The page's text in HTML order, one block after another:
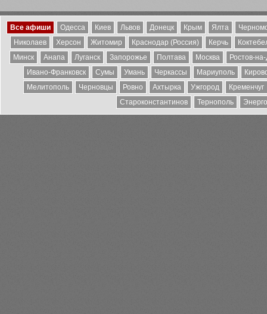
Все афиши Одесса Киев Львов Донецк Крым Ялта
Николаев
Херсон Житомир Краснодар (Россия) Керчь
Минск
Анапа Луганск Запорожье Полтава Москва
Ростов-
Ивано-Франковск
Сумы Умань Черкассы Мариуполь
Мелитополь
Черновцы Ровно Ахтырка Ужгород
Кременчуг
Староконстантинов
Тернополь